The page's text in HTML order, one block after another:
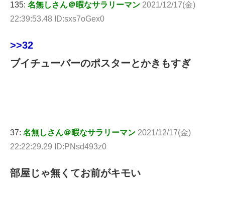
135: 名無しさん＠暇なサラリーマン 2021/12/17(金)
22:39:53.48 ID:sxs7oGex0
>>32
ブイチューバーのポスターとかきもすぎ
37: 名無しさん＠暇なサラリーマン 2021/12/17(金)
22:22:29.29 ID:PNsd493z0
部屋じゃ無くてお前がキモい